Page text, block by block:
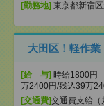
[勤務地] 東京都新宿
大田区！軽作
[給 与] 時給1800円
万2400円/残込39万
[交通費]交通費支給（